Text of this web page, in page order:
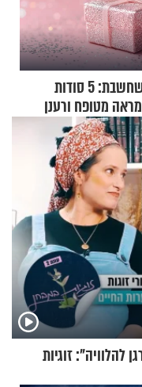
לא מה שחשבת: 5 סודות
מטופח ורענן
להלוויה": זוגיות